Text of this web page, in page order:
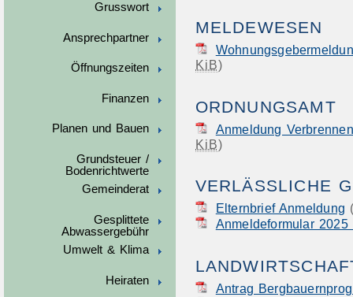
Grusswort
Ansprechpartner
Öffnungszeiten
Finanzen
Planen und Bauen
Grundsteuer /
Bodenrichtwerte
Gemeinderat
Gesplittete
Abwassergebühr
Umwelt & Klima
Heiraten
MELDEWESEN
KiB)
ORDNUNGSAMT
Anmeldung
KiB)
VERLÄSSLICHE
Elternbrief Anmeldung
Anmeldeformular 2025
Antrag